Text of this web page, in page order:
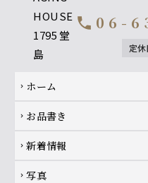
call 06-
定
Footer navigation
chevron_right ホーム
chevron_right お品書き
chevron_right 新着情報
chevron_right 写真